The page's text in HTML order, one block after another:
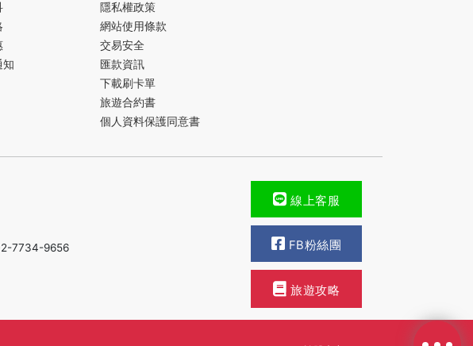
知
隱私權政策
網站使用條款
交易安全
匯款資訊
下載刷卡單
旅遊合約書
個人資料保護同意書
7734-9656
線上客服
FB粉絲團
旅遊攻略